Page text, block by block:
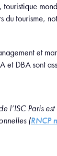
touristique
du tourisme,
et
et DBA sont
l’ISC Paris
(RNCP